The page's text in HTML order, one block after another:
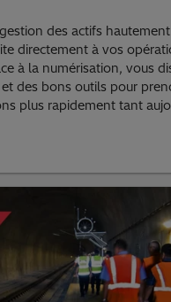
des actifs hautement
directement à vos
à la numérisation, vous
des bons outils pour
plus rapidement tant